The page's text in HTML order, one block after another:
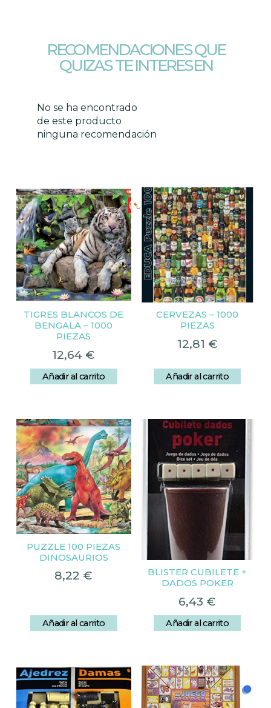
RECOMENDACIONES QUE
QUIZAS TE INTERESEN
No se ha encontrado
de este producto
ninguna recomendación
Productos relacionados
TIGRES BLANCOS DE
BENGALA – 1000
PIEZAS
12,64 €
Añadir al carrito
CERVEZAS – 1000
PIEZAS
12,81 €
Añadir al carrito
PUZZLE 100 PIEZAS
DINOSAURIOS
8,22 €
Añadir al carrito
BLISTER CUBILETE +
DADOS POKER
6,43 €
Añadir al carrito